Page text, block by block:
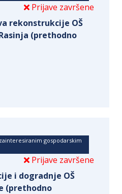
Prijave završene
rekonstrukcije OŠ
(prethodno
gospodarskim
Prijave završene
i dogradnje OŠ
(prethodno